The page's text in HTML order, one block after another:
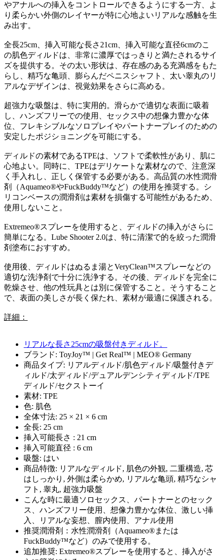
やアナルへの挿入をコントロールできるようにする一方、よ
り柔らかい外側のレイヤーが特に心地よいリアルな感触を生
み出す。
全長25cm、挿入可能な長さ21cm、挿入可能な直径6cmのこ
の肌色ディルドは、非常に濃厚ではっきりと満たされるサイ
ズを提供する。その太い形状は、存在感のある充満感をもた
らし、精巧な亀頭、膨らんだペニスシャフト、太い睾丸のリ
アルなデザインは、視覚効果をさらに高める。
超強力な吸盤は、特に実用的。滑らかで適切な表面に吸着
し、ハンズフリーでの使用、セックス中の想像力豊かな体
位、フレキシブルなソロプレイやパートナープレイのための
安定したポジショニングを可能にする。
ディルドの素材であるTPEは、ソフトで柔軟性があり、肌に
心地よい。同時に、TPEはデリケートな素材なので、注意深
く手入れし、正しく保管する必要がある。高品質の水性潤滑
剤（Aquameo®やFuckBuddy™など）の使用を推奨する。シ
リコンベースの潤滑剤は素材を損傷する可能性があるため、
使用しないこと。
Extremeo®スプレーを使用すると、ディルドの挿入がさらに
簡単になる。Lube Shooter 2.0は、特に清潔で的を絞った潤滑
剤塗布におすすめ。
使用後、ディルドはぬるま湯とVeryClean™スプレーなどの
適切な洗浄剤で十分に洗浄する。その後、ディルドを完全に
乾燥させ、他の性玩具とは別に保管すること。そうすること
で、表面の美しさが長く保たれ、素材が最適に保護される。
詳細：
リアルな長さ25cmの吸盤付きディルド。
ブランド: ToyJoy™ | Get Real™ | MEO® Germany
商品タイプ: リアルディルド/肌色ディルド/吸盤付きデ
ィルド/太ディルド/デュアルデンシティディルド/TPE
ディルド/セクストーイ
素材: TPE
色: 肌色
全体寸法: 25 × 21 × 6 cm
全長: 25 cm
挿入可能長さ : 21 cm
挿入可能直径 : 6 cm
吸盤: はい
商品特徴: リアルなディルド, 肌色の外観, 二重構造, 芯
はしっかり, 外側は柔らかめ, リアルな亀頭, 精巧なシャ
フト, 睾丸, 超強力吸盤
こんな時に最適ソロセックス、パートナーとのセック
ス、ハンズフリー使用、想像力豊かな体位、激しい挿
入、リアルな妄想、膣内使用、アナル使用
推奨潤滑剤：水性潤滑剤（Aquameo®または
FuckBuddy™など）のみで使用する。
追加推奨: Extremeo®スプレーを使用すると、挿入がさ